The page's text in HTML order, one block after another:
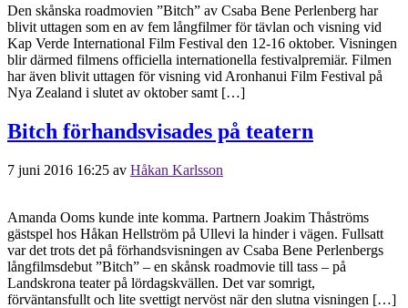
Den skånska roadmovien ”Bitch” av Csaba Bene Perlenberg har
blivit uttagen som en av fem långfilmer för tävlan och visning vid
Kap Verde International Film Festival den 12-16 oktober. Visningen
blir därmed filmens officiella internationella festivalpremiär. Filmen
har även blivit uttagen för visning vid Aronhanui Film Festival på
Nya Zealand i slutet av oktober samt […]
Bitch förhandsvisades på teatern
7 juni 2016 16:25 av Håkan Karlsson
Amanda Ooms kunde inte komma. Partnern Joakim Thåströms
gästspel hos Håkan Hellström på Ullevi la hinder i vägen. Fullsatt
var det trots det på förhandsvisningen av Csaba Bene Perlenbergs
långfilmsdebut ”Bitch” – en skånsk roadmovie till tass – på
Landskrona teater på lördagskvällen. Det var somrigt,
förväntansfullt och lite svettigt nervöst när den slutna visningen […]